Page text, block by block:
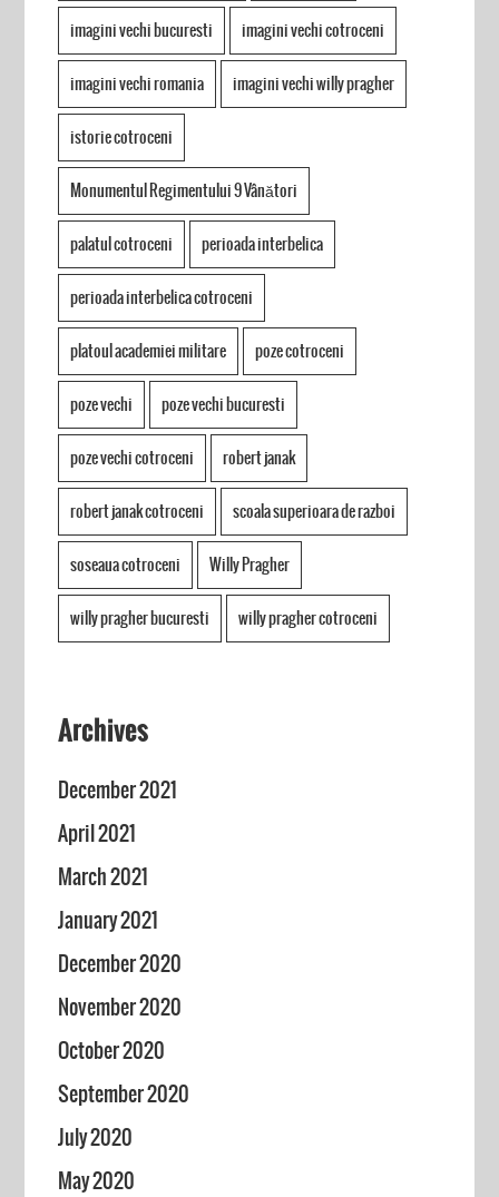
imagini vechi bucuresti imagini vechi cotroceni
imagini vechi romania imagini vechi willy pragher
istorie cotroceni
Monumentul Regimentului 9 Vânători
palatul cotroceni perioada interbelica
perioada interbelica cotroceni
platoul academiei militare poze cotroceni
poze vechi poze vechi bucuresti
poze vechi cotroceni robert janak
robert janak cotroceni scoala superioara de razboi
soseaua cotroceni Willy Pragher
willy pragher bucuresti willy pragher cotroceni
Archives
December 2021
April 2021
March 2021
January 2021
December 2020
November 2020
October 2020
September 2020
July 2020
May 2020